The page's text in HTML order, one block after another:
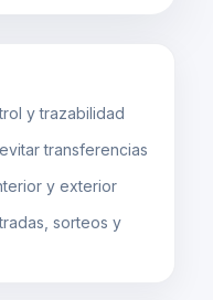
y trazabilidad
transferencias
y exterior
sorteos y